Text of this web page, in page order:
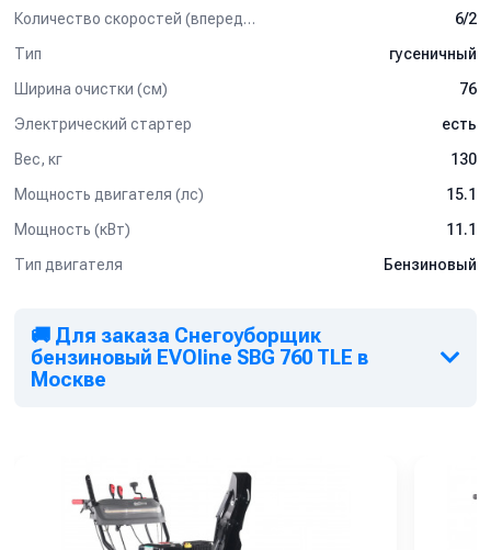
Количество скоростей (вперед/назад)
6/2
Тип
гусеничный
Ширина очистки (см)
76
Электрический стартер
есть
Вес, кг
130
Мощность двигателя (лс)
15.1
Мощность (кВт)
11.1
Тип двигателя
Бензиновый
🚚 Для заказа Снегоуборщик
бензиновый EVOline SBG 760 TLE в
Москве